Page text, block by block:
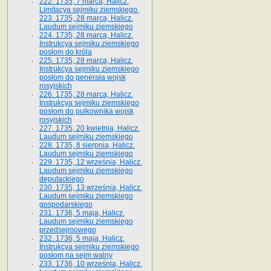
Limitacya sejmiku ziemskiego.
223. 1735, 28 marca, Halicz.
Laudum sejmiku ziemskiego
224. 1735, 28 marca, Halicz.
Instrukcya sejmiku ziemskiego
posłom do króla
225. 1735, 28 marca, Halicz.
Instrukcya sejmiku ziemskiego
posłom do generała wojsk
rosyjskich
226. 1735, 28 marca, Halicz.
Instrukcya sejmiku ziemskiego
posłom do pułkownika wojsk
rosyjskich
227. 1735, 20 kwietnia, Halicz.
Laudum sejmiku ziemskiego
228. 1735, 8 sierpnia, Halicz.
Laudum sejmiku ziemskiego
229. 1735, 12 września, Halicz.
Laudum sejmiku ziemskiego
deputackiego
230. 1735, 13 września, Halicz.
Laudum sejmiku ziemskiego
gospodarskiego
231. 1736, 5 maja, Halicz.
Laudum sejmiku ziemskiego
przedsejmowego
232. 1736, 5 maja, Halicz.
Instrukcya sejmiku ziemskiego
posłom na sejm walny
233. 1736, 10 września, Halicz.